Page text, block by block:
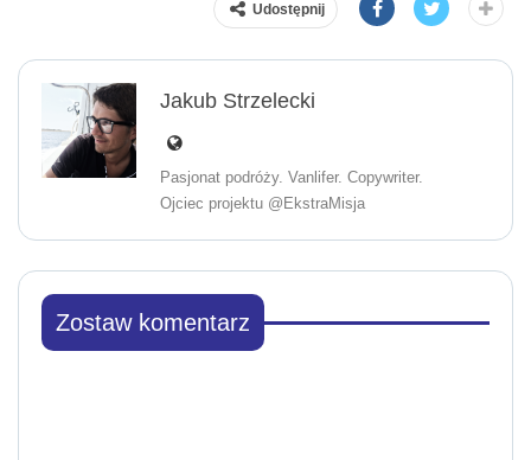
Udostępnij
Jakub Strzelecki
Pasjonat podróży. Vanlifer. Copywriter.
Ojciec projektu @EkstraMisja
Zostaw komentarz